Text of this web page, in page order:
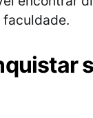
faculdade.